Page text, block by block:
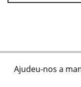
Ajudeu-nos a